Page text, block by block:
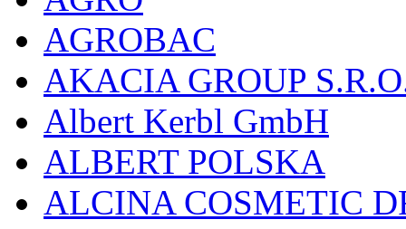
AGROBAC
AKACIA GROUP
Albert Kerbl GmbH
ALBERT POLSKA
ALCINA COSMETIC